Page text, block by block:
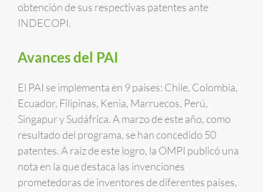
obtención de sus respectivas patentes ante
INDECOPI.
Avances del PAI
El PAI se implementa en 9 países: Chile, Colombia,
Ecuador, Filipinas, Kenia, Marruecos, Perú,
Singapur y Sudáfrica. A marzo de este año, como
resultado del programa, se han concedido 50
patentes. A raíz de este logro, la OMPI publicó una
nota en la que destaca las invenciones
prometedoras de inventores de diferentes países,